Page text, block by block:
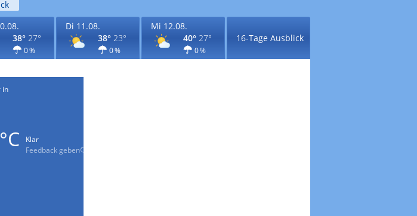
38° 27°
0 %
Di 11.08.
38° 23°
0 %
Mi 12.08.
40° 27°
0 %
16-Tage Ausblick
in
Klar
Feedback geben